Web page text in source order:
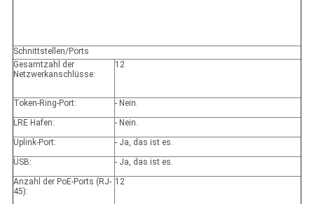
Schnittstellen/Ports
Gesamtzahl der
Netzwerkanschlüsse:
12
Token-Ring-Port:
- Nein.
LRE Hafen:
- Nein.
Uplink-Port:
- Ja, das ist es.
USB:
- Ja, das ist es.
Anzahl der PoE-Ports (RJ-
45):
12